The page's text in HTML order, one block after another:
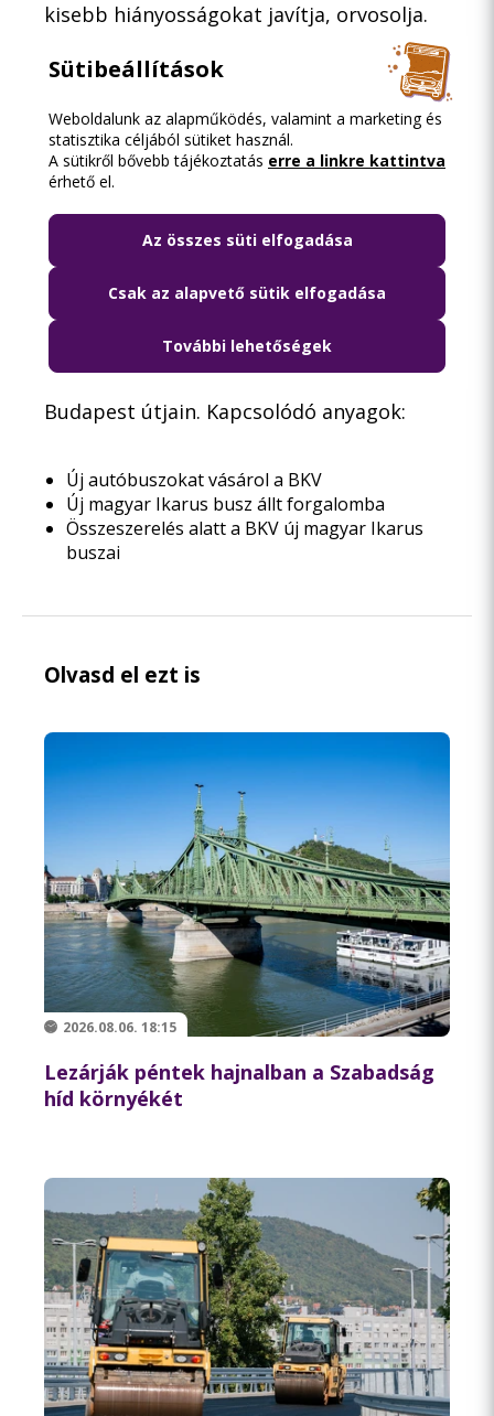
kisebb hiányosságokat javítja, orvosolja.
Tarlós István főpolgármester határozott
elvárása a BKK-tól a fővárosi buszflotta
fejlesztése, megújítása. Ennek
szellemében valósul meg a mostani
beszerzés is. A BKK és a BKV célja, hogy
korszerű alacsonypadlós, környezetkímélő
autóbuszok jelenjenek meg Budapest
útjain az elavult és költségesen
üzemeltethető régi járművek helyett.
Célunk, hogy 2018-ra már csak
alacsonypadlós buszok közlekedjenek
Budapest útjain. Kapcsolódó anyagok:
Új autóbuszokat vásárol a BKV
Új magyar Ikarus busz állt forgalomba
Összeszerelés alatt a BKV új magyar Ikarus
buszai
Olvasd el ezt is
2026.08.06. 18:15
Lezárják péntek hajnalban a Szabadság
híd környékét
Sütibeállítások
Weboldalunk az alapműködés, valamint a marketing és
statisztika céljából sütiket használ.
A sütikről bővebb tájékoztatás erre a linkre kattintva
érhető el.
Az összes süti elfogadása
Csak az alapvető sütik elfogadása
További lehetőségek